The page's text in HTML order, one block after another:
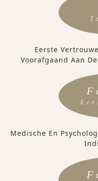
Eerste
Voorafgaand Aan
Medische En